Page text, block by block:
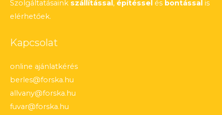
Szolgáltatásaink szállítással, építéssel és bontással is
elérhetőek.
Kapcsolat
online ajánlatkérés
berles@forska.hu
allvany@forska.hu
fuvar@forska.hu